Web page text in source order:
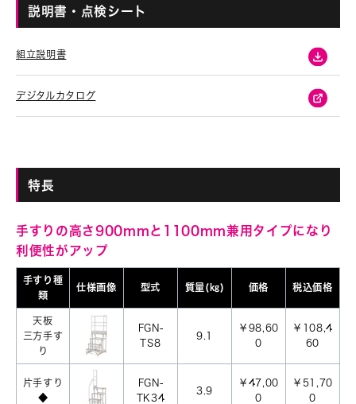
説明書・点検シート
組立説明書
デジタルカタログ
特長
手すりの高さ900mmと1100mm兼用タイプになり
利便性がアップ
手すり種
類
仕様画像 型式 質量(㎏) 価格 税込価格
天板
三方手す
り
FGN-
TS8
9.1
￥98,60
0
￥108,4
60
片手すり
◆
FGN-
TK34
3.9
￥47,00
0
￥51,70
0